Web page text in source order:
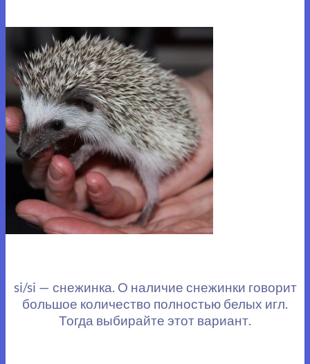
si/si — снежинка. О наличие снежинки говорит
большое количество полностью белых игл.
Тогда выбирайте этот вариант.